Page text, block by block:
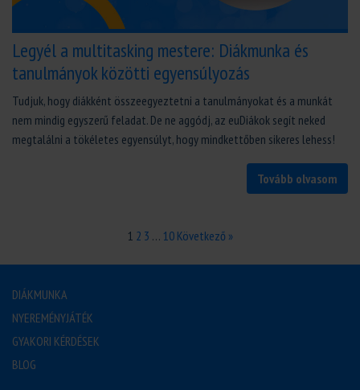
Legyél a multitasking mestere: Diákmunka és
tanulmányok közötti egyensúlyozás
Tudjuk, hogy diákként összeegyeztetni a tanulmányokat és a munkát
nem mindig egyszerű feladat. De ne aggódj, az euDiákok segít neked
megtalálni a tökéletes egyensúlyt, hogy mindkettőben sikeres lehess!
Tovább olvasom
1 2 3 … 10 Következő »
DIÁKMUNKA
NYEREMÉNYJÁTÉK
GYAKORI KÉRDÉSEK
BLOG